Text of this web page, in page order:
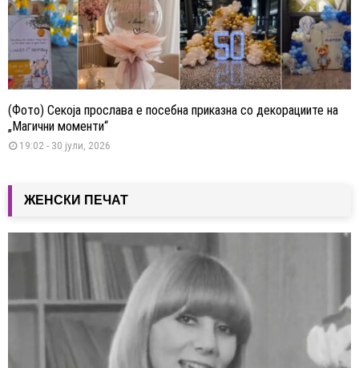
(Фото) Секоја прослава е посебна приказна со декорациите на
„Магични моменти“
19:02 - 30 јули, 2026
ЖЕНСКИ ПЕЧАТ